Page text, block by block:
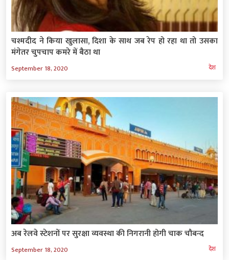
चश्मदीद ने किया खुलासा, दिशा के साथ जब रेप हो रहा था तो उसका
मंगेतर चुपचाप कमरे में बैठा था
September 18, 2020 देश
अब रेलवे स्टेशनों पर सुरक्षा व्यवस्था की निगरानी होगी चाक चौबन्द
September 18, 2020 देश